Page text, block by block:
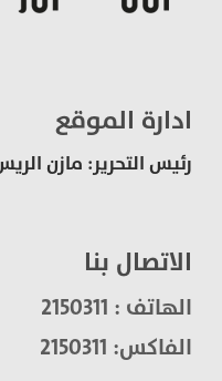
ادارة الموقع
رئيس التحرير: مازن الريس
الاتصال بنا
الهاتف : 2150311
الفاكس: 2150311